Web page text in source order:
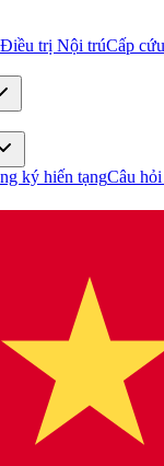
Điều trị Nội trúCấp cứu
ký hiến tạngCâu